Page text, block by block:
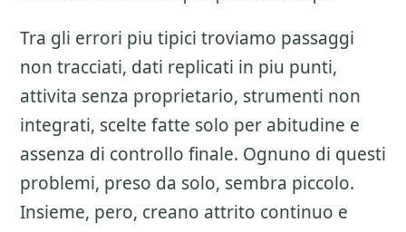
Tra gli errori piu tipici troviamo passaggi
non tracciati, dati replicati in piu punti,
attivita senza proprietario, strumenti non
integrati, scelte fatte solo per abitudine e
assenza di controllo finale. Ognuno di questi
problemi, preso da solo, sembra piccolo.
Insieme, pero, creano attrito continuo e